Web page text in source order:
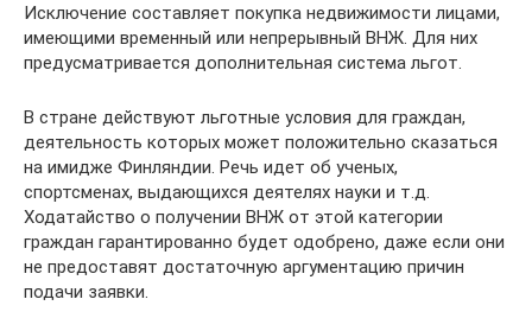
Исключение составляет покупка недвижимости лицами,
имеющими временный или непрерывный ВНЖ. Для них
предусматривается дополнительная система льгот.
В стране действуют льготные условия для граждан,
деятельность которых может положительно сказаться
на имидже Финляндии. Речь идет об ученых,
спортсменах, выдающихся деятелях науки и т.д.
Ходатайство о получении ВНЖ от этой категории
граждан гарантированно будет одобрено, даже если они
не предоставят достаточную аргументацию причин
подачи заявки.